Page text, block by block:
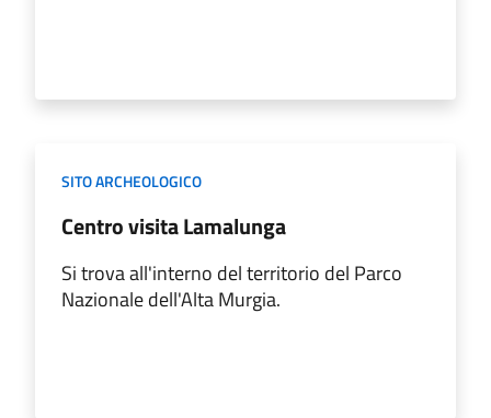
SITO ARCHEOLOGICO
Centro visita Lamalunga
Si trova all'interno del territorio del Parco
Nazionale dell'Alta Murgia.